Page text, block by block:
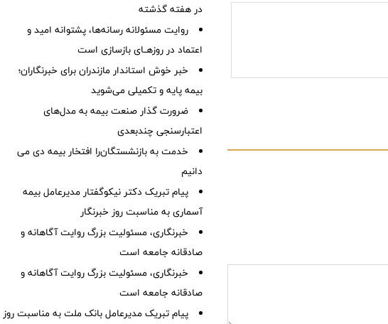
در هفته گذشته
روایت مسئولانه رسانه‌ها، پشتوانه امید و
اعتماد در روزهــای بازسازی است
خبر خوش استاندار مازندران برای خبرنگاران؛‌
بیمه پایه و ‌تکمیلی می‌شوید
ضرورت گذار صنعت بیمه به مدل‌های
اعتبارسنجی چندبعدی
خدمت به بازنشستگان‌را افتخار بیمه دی می
دانیم
پیام تبریک دکتر نیکوگفتار مدیرعامل بیمه
آسماری به مناسبت روز خبرنگار
خبرنگاری، مسئولیت بزرگ روایت آگاهانه و
صادقانه جامعه است
خبرنگاری، مسئولیت بزرگ روایت آگاهانه و
صادقانه جامعه است
پیام تبریک مدیرعامل بانک ملت به مناسبت روز